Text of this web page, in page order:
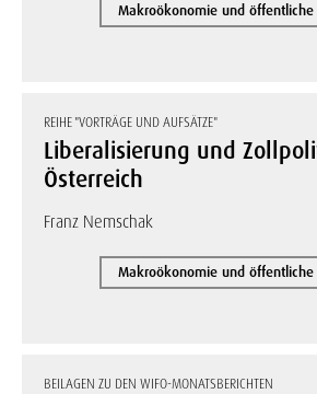
Makroökonomie und öffentliche
REIHE "VORTRÄGE UND AUFSÄTZE"
Liberalisierung und
Österreich
Franz Nemschak
Makroökonomie und öffentliche
BEILAGEN ZU DEN WIFO-MONATSBERICHTEN